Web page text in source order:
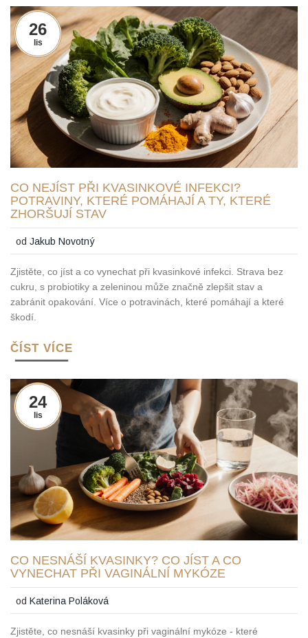
26
lis
CO NEJÍST PŘI KVASINKOVÉ INFEKCI?
POTRAVINY, KTERÉ POMÁHAJÍ A TY, KTERÉ
ZHORŠUJÍ STAV
odJakub Novotný
Zjistěte, co jíst a co vynechat při kvasinkové infekci. Strava bez
cukru, s probiotiky a zeleninou může značně zlepšit stav a
zabránit opakování. Více o potravinách, které pomáhají a které
škodí.
ČÍST VÍCE
24
lis
CO NESNÁŠÍ KVASINKY? CO JÍST A CO
VYNECHAT PŘI VAGINÁLNÍ MYKÓZE
odKaterina Poláková
Zjistěte, co nesnáší kvasinky při vaginální mykóze - které